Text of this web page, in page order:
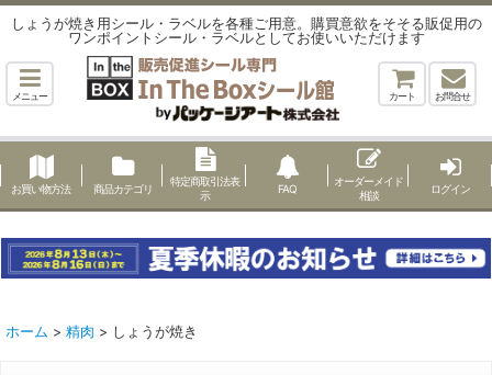
しょうが焼き用シール・ラベルを各種ご用意。購買意欲をそそる販促用の
ワンポイントシール・ラベルとしてお使いいただけます
メニュー カート お問合せ
お買い物方法 商品カテゴリ
特定商取引法表
示
FAQ
オーダーメイド
相談
ログイン
ホーム > 精肉 > しょうが焼き